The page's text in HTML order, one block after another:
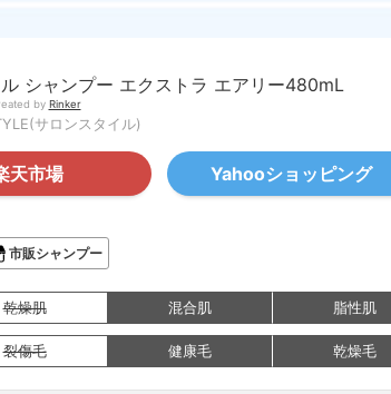
シャンプー エクストラ エアリー480mL
by Rinker
サロンスタイル)
天市場 Yahooショッピング
市販シャンプー
乾燥肌 混合肌 脂性肌
裂傷毛 健康毛 乾燥毛